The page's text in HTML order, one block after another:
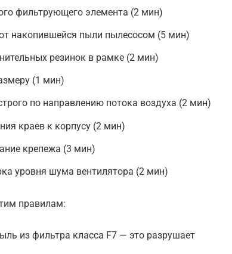
фильтрующего элемента (2 мин)
накопившейся пыли пылесосом (5 мин)
резинок в рамке (2 мин)
(1 мин)
по направлению потока воздуха (2 мин)
краев к корпусу (2 мин)
крепежа (3 мин)
уровня шума вентилятора (2 мин)
правилам:
из фильтра класса F7 — это разрушает